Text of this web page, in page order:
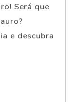
Será que
e descubra